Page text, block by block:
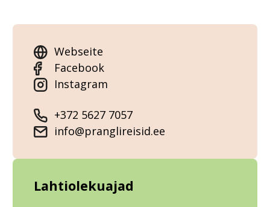
Webseite
Facebook
Instagram
+372 5627 7057
info@pranglireisid.ee
Lahtiolekuajad